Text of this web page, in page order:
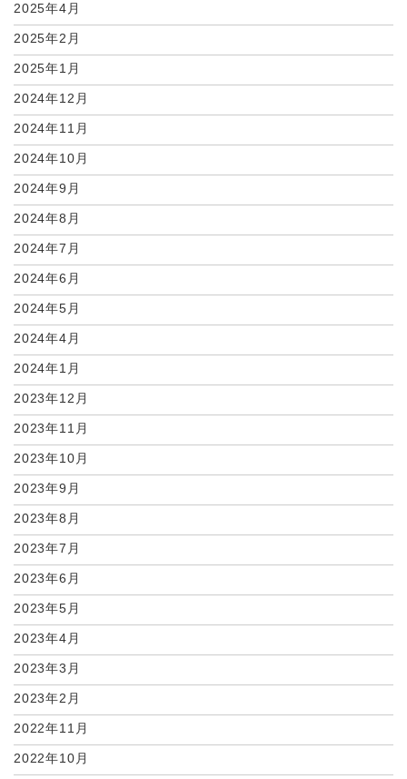
2025年4月
2025年2月
2025年1月
2024年12月
2024年11月
2024年10月
2024年9月
2024年8月
2024年7月
2024年6月
2024年5月
2024年4月
2024年1月
2023年12月
2023年11月
2023年10月
2023年9月
2023年8月
2023年7月
2023年6月
2023年5月
2023年4月
2023年3月
2023年2月
2022年11月
2022年10月